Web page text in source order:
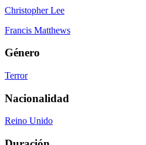
Christopher Lee
Francis Matthews
Género
Terror
Nacionalidad
Reino Unido